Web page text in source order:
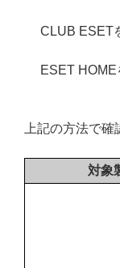
CLUB ESET
ESET
上記の方法で
対象